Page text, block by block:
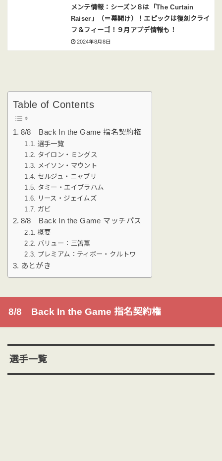
メンテ情報：シーズン８は「The Curtain
Raiser」（＝幕開け）！エピックは復刻クライ
フ＆フィーゴ！９月アプデ情報も！
2024年8月8日
Table of Contents
8/8 Back In the Game 指名契約権
選手一覧
タイロン・ミングス
メイソン・マウント
セルジュ・ニャブリ
タミー・エイブラハム
リース・ジェイムズ
ガビ
8/8 Back In the Game マッチパス
概要
バリュー：三笘薫
プレミアム：ティボー・クルトワ
あとがき
8/8 Back In the Game 指名契約権
選手一覧